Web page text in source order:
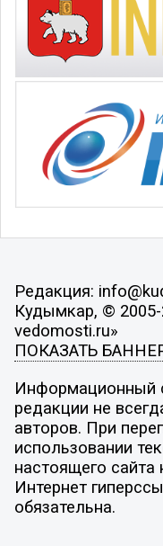
Редакция:
Кудымкар, © 2005-
vedomosti.ru»
ПОКАЗАТЬ
Информационный
редакции не
авторов. При
использовании
настоящего сайта
Интернет
обязательна.